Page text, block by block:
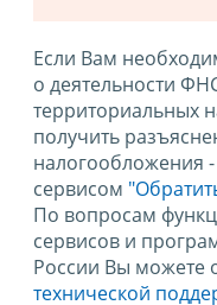
Если Вам
о деятельности
территориальных
получить
налогообложения
сервисом
По вопросам
сервисов и
России Вы можете
технической